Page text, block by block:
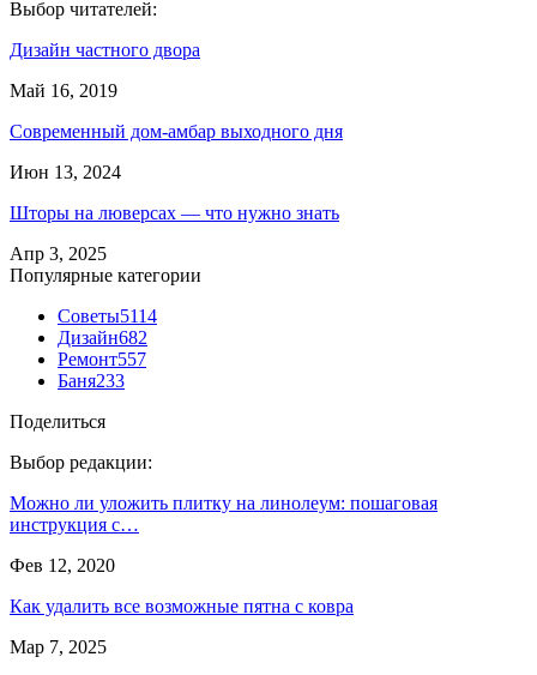
Выбор читателей:
Дизайн частного двора
Май 16, 2019
Современный дом-амбар выходного дня
Июн 13, 2024
Шторы на люверсах — что нужно знать
Апр 3, 2025
Популярные категории
Советы5114
Дизайн682
Ремонт557
Баня233
Поделиться
Выбор редакции:
Можно ли уложить плитку на линолеум: пошаговая
инструкция с…
Фев 12, 2020
Как удалить все возможные пятна с ковра
Мар 7, 2025